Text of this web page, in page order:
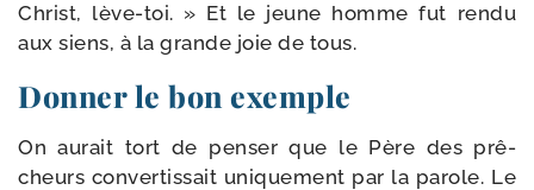
Christ, lève-​toi. » Et le jeune homme fut ren­du
aux siens, à la grande joie de tous.
Donner le bon exemple
On aurait tort de pen­ser que le Père des prê­
cheurs conver­tis­sait uni­que­ment par la parole. Le